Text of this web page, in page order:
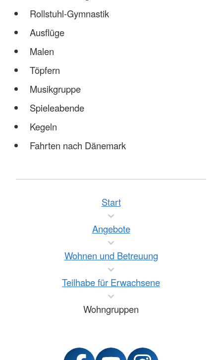
Rollstuhl-Gymnastik
Ausflüge
Malen
Töpfern
Musikgruppe
Spieleabende
Kegeln
Fahrten nach Dänemark
Start
Angebote
Wohnen und Betreuung
Teilhabe für Erwachsene
Wohngruppen